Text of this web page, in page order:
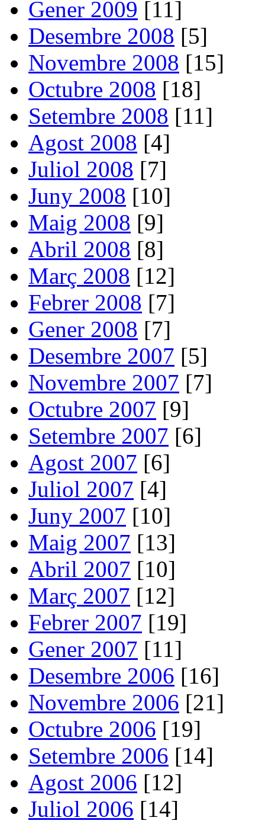
Gener 2009 [11]
Desembre 2008 [5]
Novembre 2008 [15]
Octubre 2008 [18]
Setembre 2008 [11]
Agost 2008 [4]
Juliol 2008 [7]
Juny 2008 [10]
Maig 2008 [9]
Abril 2008 [8]
Març 2008 [12]
Febrer 2008 [7]
Gener 2008 [7]
Desembre 2007 [5]
Novembre 2007 [7]
Octubre 2007 [9]
Setembre 2007 [6]
Agost 2007 [6]
Juliol 2007 [4]
Juny 2007 [10]
Maig 2007 [13]
Abril 2007 [10]
Març 2007 [12]
Febrer 2007 [19]
Gener 2007 [11]
Desembre 2006 [16]
Novembre 2006 [21]
Octubre 2006 [19]
Setembre 2006 [14]
Agost 2006 [12]
Juliol 2006 [14]